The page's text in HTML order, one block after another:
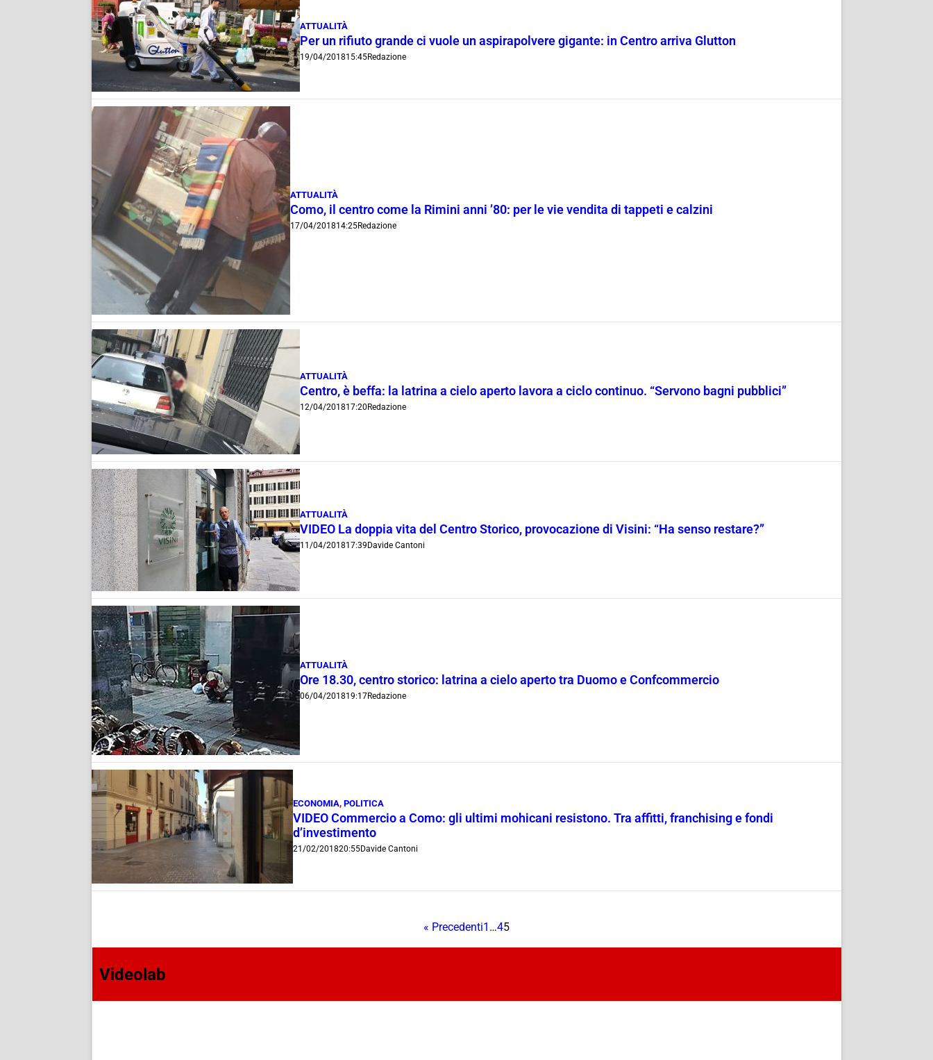
ATTUALITÀ
Per un rifiuto grande ci vuole un aspirapolvere gigante: in Centro arriva Glutton
19/04/201815:45Redazione
ATTUALITÀ
Como, il centro come la Rimini anni ’80: per le vie vendita di tappeti e calzini
17/04/201814:25Redazione
ATTUALITÀ
Centro, è beffa: la latrina a cielo aperto lavora a ciclo continuo. “Servono bagni pubblici”
12/04/201817:20 Redazione
ATTUALITÀ
VIDEO La doppia vita del Centro Storico, provocazione di Visini: “Ha senso restare?”
11/04/201817:39 Davide Cantoni
ATTUALITÀ
Ore 18.30, centro storico: latrina a cielo aperto tra Duomo e Confcommercio
06/04/201819:17Redazione
ECONOMIA,POLITICA
VIDEO Commercio a Como: gli ultimi mohicani resistono. Tra affitti, franchising e fondi
d’investimento
21/02/201820:55Davide Cantoni
« Precedenti1 …45
Videolab